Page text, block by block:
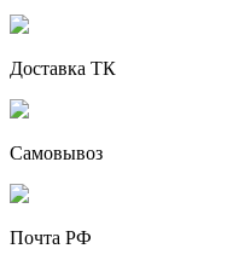
Доставка ТК
Самовывоз
Почта РФ